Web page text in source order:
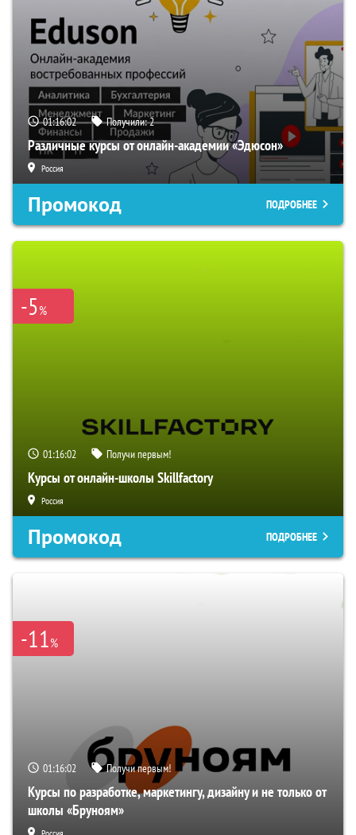
01:16:01 Получили:2
Различные курсы от онлайн-академии «Эдюсон»
Россия
Промокод ПОДРОБНЕЕ
-5%
01:16:01 Получи первым!
Курсы от онлайн-школы Skillfactory
Россия
Промокод ПОДРОБНЕЕ
-11%
01:16:01 Получи первым!
Курсы по разработке, маркетингу, дизайну и не только от
школы «Бруноям»